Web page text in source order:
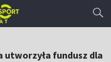
utworzyła fundusz dla